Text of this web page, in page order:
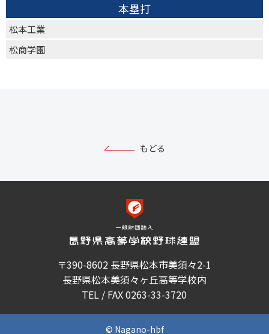
本塁打
松本工業
松商学園
もどる
〒390-8602 長野県松本市美須々2-1
長野県松本美須々ヶ丘高等学校内
TEL / FAX 0263-33-3720
© Nagano-hbf